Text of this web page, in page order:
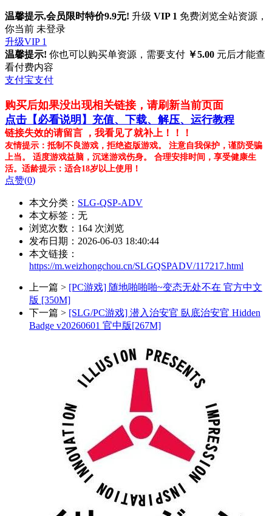
温馨提示,会员限时特价9.9元! 升级 VIP 1 免费浏览全站资源，
你当前 未登录
升级VIP 1
温馨提示! 你也可以购买单资源，需要支付 ￥5.00 元后才能查
看付费内容
支付宝支付
购买后如果没出现相关链接，请刷新当前页面
点击【必看说明】充值、下载、解压、运行教程
链接失效的请留言 ，我看见了就补上！！！
友情提示：抵制不良游戏，拒绝盗版游戏。 注意自我保护，谨防受骗
上当。 适度游戏益脑，沉迷游戏伤身。 合理安排时间，享受健康生
活。适龄提示：适合18岁以上使用！
点赞(0)
本文分类： SLG-QSP-ADV
本文标签：无
浏览次数： 164 次浏览
发布日期：2026-06-03 18:40:44
本文链接：
https://m.weizhongchou.cn/SLGQSPADV/117217.html
上一篇 > [PC游戏] 随地啪啪啪~变态无处不在 官方中文
版 [350M]
下一篇 > [SLG/PC游戏] 潜入治安官 臥底治安官 Hidden
Badge v20260601 官中版[267M]